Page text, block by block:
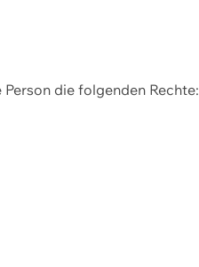
die folgenden Rechte: